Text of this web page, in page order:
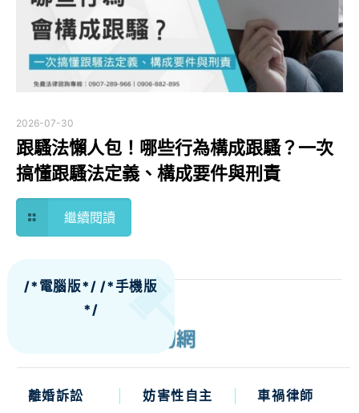
2026-07-30
跟騷法懶人包！哪些行為構成跟騷？一次
搞懂跟騷法定義、構成要件與刑責
繼續閱讀
/*電腦版*//*手機版
*/
離婚訴訟 妨害性自主 車禍律師